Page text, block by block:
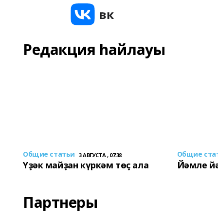
Редакция һайлауы
Общие статьи 3 АВГУСТА , 07:38
Үҙәк майҙан күркәм төҫ ала
Общие
Йәмле
Партнеры